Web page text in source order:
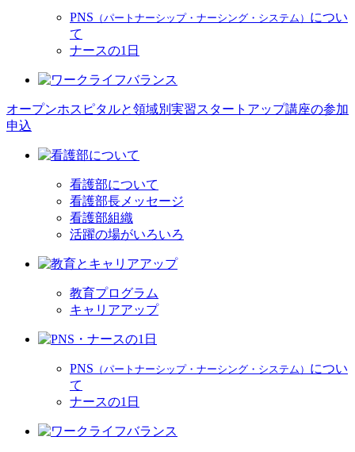
PNS （パートナーシップ・ナーシング・システム） につい
て
ナースの1日
オープンホスピタルと領域別実習スタートアップ講座の参加
申込
看護部について
看護部長メッセージ
看護部組織
活躍の場がいろいろ
教育プログラム
キャリアアップ
PNS （パートナーシップ・ナーシング・システム） につい
て
ナースの1日